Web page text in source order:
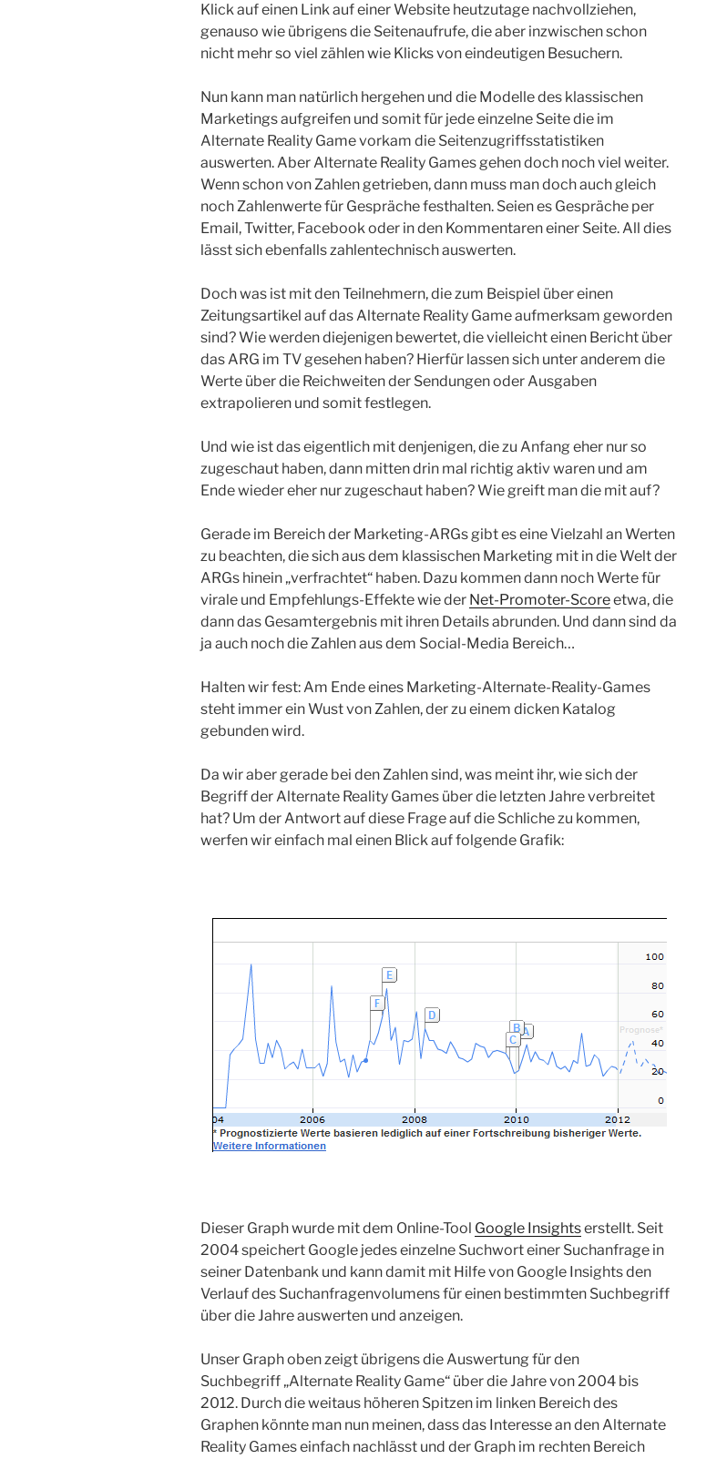
Klick auf einen Link auf einer Website heutzutage nachvollziehen,
genauso wie übrigens die Seitenaufrufe, die aber inzwischen schon
nicht mehr so viel zählen wie Klicks von eindeutigen Besuchern.
Nun kann man natürlich hergehen und die Modelle des klassischen
Marketings aufgreifen und somit für jede einzelne Seite die im
Alternate Reality Game vorkam die Seitenzugriffsstatistiken
auswerten. Aber Alternate Reality Games gehen doch noch viel weiter.
Wenn schon von Zahlen getrieben, dann muss man doch auch gleich
noch Zahlenwerte für Gespräche festhalten. Seien es Gespräche per
Email, Twitter, Facebook oder in den Kommentaren einer Seite. All dies
lässt sich ebenfalls zahlentechnisch auswerten.
Doch was ist mit den Teilnehmern, die zum Beispiel über einen
Zeitungsartikel auf das Alternate Reality Game aufmerksam geworden
sind? Wie werden diejenigen bewertet, die vielleicht einen Bericht über
das ARG im TV gesehen haben? Hierfür lassen sich unter anderem die
Werte über die Reichweiten der Sendungen oder Ausgaben
extrapolieren und somit festlegen.
Und wie ist das eigentlich mit denjenigen, die zu Anfang eher nur so
zugeschaut haben, dann mitten drin mal richtig aktiv waren und am
Ende wieder eher nur zugeschaut haben? Wie greift man die mit auf?
Gerade im Bereich der Marketing-ARGs gibt es eine Vielzahl an Werten
zu beachten, die sich aus dem klassischen Marketing mit in die Welt der
ARGs hinein „verfrachtet“ haben. Dazu kommen dann noch Werte für
virale und Empfehlungs-Effekte wie der Net-Promoter-Scoreetwa, die
dann das Gesamtergebnis mit ihren Details abrunden. Und dann sind da
ja auch noch die Zahlen aus dem Social-Media Bereich…
Halten wir fest: Am Ende eines Marketing-Alternate-Reality-Games
steht immer ein Wust von Zahlen, der zu einem dicken Katalog
gebunden wird.
Da wir aber gerade bei den Zahlen sind, was meint ihr, wie sich der
Begriff der Alternate Reality Games über die letzten Jahre verbreitet
hat? Um der Antwort auf diese Frage auf die Schliche zu kommen,
werfen wir einfach mal einen Blick auf folgende Grafik:
Dieser Graph wurde mit dem Online-Tool Google Insightserstellt. Seit
2004 speichert Google jedes einzelne Suchwort einer Suchanfrage in
seiner Datenbank und kann damit mit Hilfe von Google Insights den
Verlauf des Suchanfragenvolumens für einen bestimmten Suchbegriff
über die Jahre auswerten und anzeigen.
Unser Graph oben zeigt übrigens die Auswertung für den
Suchbegriff „Alternate Reality Game“ über die Jahre von 2004 bis
2012. Durch die weitaus höheren Spitzen im linken Bereich des
Graphen könnte man nun meinen, dass das Interesse an den Alternate
Reality Games einfach nachlässt und der Graph im rechten Bereich